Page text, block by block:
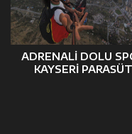
ADRENALİ DOLU
KAYSERİ PARAŞÜT